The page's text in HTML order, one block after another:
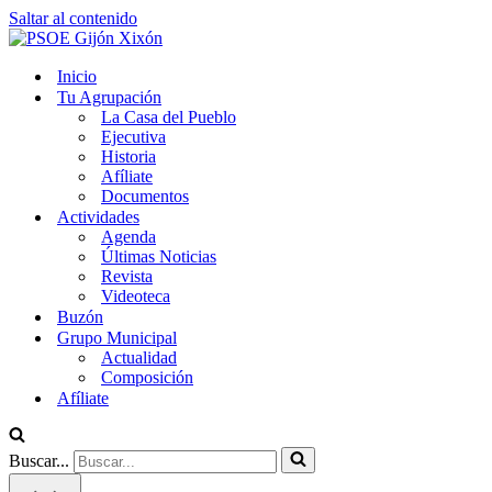
Saltar al contenido
Inicio
Tu Agrupación
La Casa del Pueblo
Ejecutiva
Historia
Afíliate
Documentos
Actividades
Agenda
Últimas Noticias
Revista
Videoteca
Buzón
Grupo Municipal
Actualidad
Composición
Afíliate
Buscar...